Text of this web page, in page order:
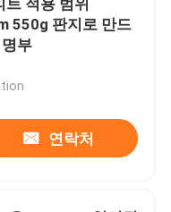
550g 판지로 만드
부
연락처